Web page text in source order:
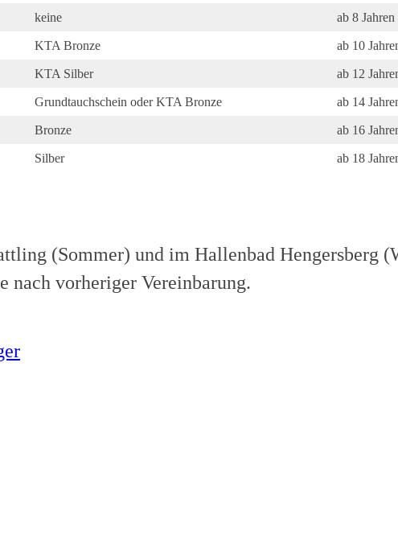
keine ab 8 Jahren
KTA Bronze ab 10
KTA Silber ab 12
Grundtauchschein oder KTA Bronze ab 14
Bronze ab 16
Silber ab 18
(Sommer) und im Hallenbad Hengersberg
nach vorheriger Vereinbarung.